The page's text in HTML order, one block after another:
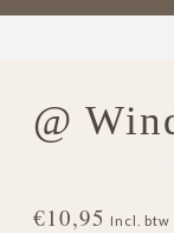
@
€10,95 Incl. btw